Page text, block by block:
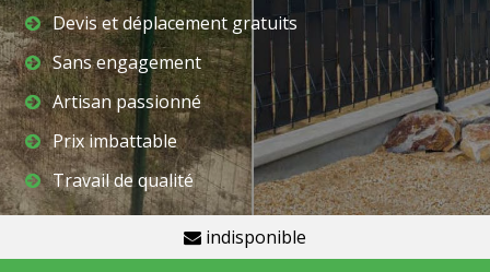
Devis et déplacement gratuits
Sans engagement
Artisan passionné
Prix imbattable
Travail de qualité
indisponible